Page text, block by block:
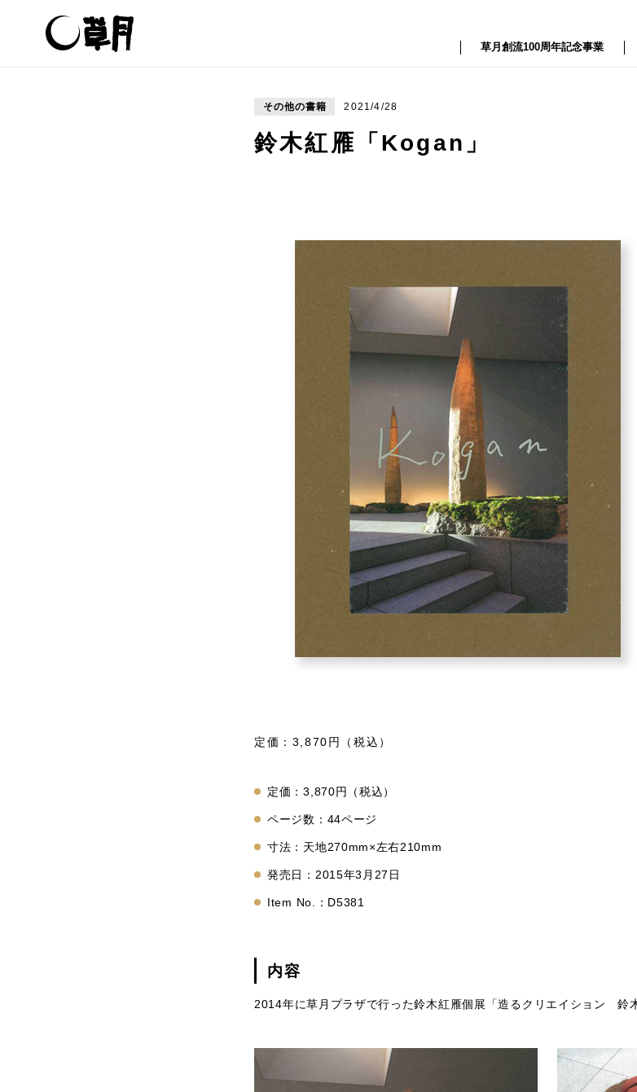
草月創流100周年記念事業
その他の書籍 2021/4/28
鈴木紅雁「Kogan」
定価：3,870円（税込）
定価：3,870円（税込）
ページ数：44ページ
寸法：天地270mm×左右210mm
発売日：2015年3月27日
Item No.：D5381
内容
2014年に草月プラザで行った鈴木紅雁個展「造るクリエイション 鈴